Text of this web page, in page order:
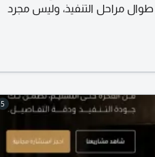
مراحل التنفيذ، وليس مجرد
5